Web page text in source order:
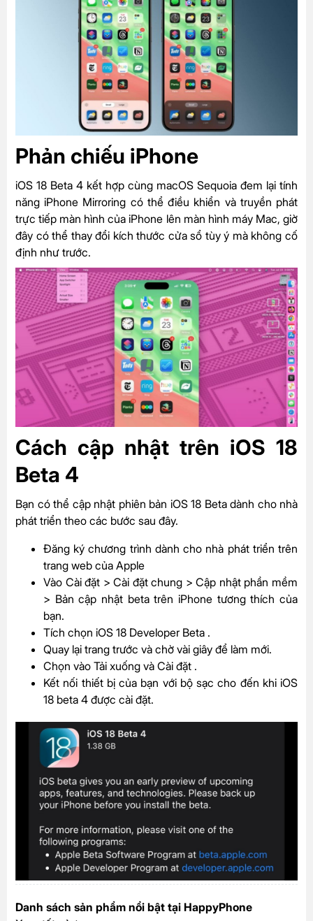
Phản chiếu iPhone
iOS 18 Beta 4 kết hợp cùng macOS Sequoia đem lại tính
năng iPhone Mirroring có thể điều khiển và truyền phát
trực tiếp màn hình của iPhone lên màn hình máy Mac, giờ
đây có thể thay đổi kích thước cửa sổ tùy ý mà không cố
định như trước.
Cách cập nhật trên iOS 18
Beta 4
Bạn có thể cập nhật phiên bản iOS 18 Beta dành cho nhà
phát triển theo các bước sau đây.
Đăng ký chương trình dành cho nhà phát triển trên
trang web của Apple
Vào Cài đặt > Cài đặt chung > Cập nhật phần mềm
> Bản cập nhật beta trên iPhone tương thích của
bạn.
Tích chọn iOS 18 Developer Beta .
Quay lại trang trước và chờ vài giây để làm mới.
Chọn vào Tải xuống và Cài đặt .
Kết nối thiết bị của bạn với bộ sạc cho đến khi iOS
18 beta 4 được cài đặt.
Danh sách sản phẩm nổi bật tại HappyPhone